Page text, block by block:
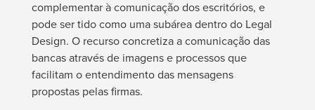
complementar à comunicação dos escritórios, e
pode ser tido como uma subárea dentro do Legal
Design. O recurso concretiza a comunicação das
bancas através de imagens e processos que
facilitam o entendimento das mensagens
propostas pelas firmas.